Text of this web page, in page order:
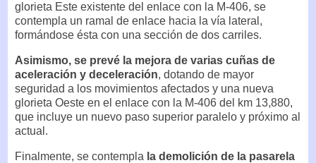
glorieta Este existente del enlace con la M-406, se
contempla un ramal de enlace hacia la vía lateral,
formándose ésta con una sección de dos carriles.
Asimismo, se prevé la mejora de varias cuñas de
aceleración y deceleración, dotando de mayor
seguridad a los movimientos afectados y una nueva
glorieta Oeste en el enlace con la M-406 del km 13,880,
que incluye un nuevo paso superior paralelo y próximo al
actual.
Finalmente, se contempla la demolición de la pasarela